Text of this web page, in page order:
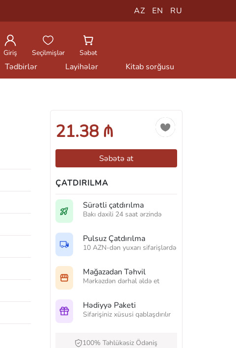
AZ EN RU
Giriş
Seçilmişlər Səbət
Tədbirlər Layihələr Kitab sorğusu
21.38 ₼
Səbətə at
ÇATDIRILMA
Sürətli çatdırılma
Bakı daxili 24 saat ərzində
Pulsuz Çatdırılma
10 AZN-dən yuxarı sifarişlərdə
Mağazadan Təhvil
Mərkəzdən dərhal əldə et
Hədiyyə Paketi
Sifarişiniz xüsusi qablaşdırılır
100% Təhlükəsiz Ödəniş